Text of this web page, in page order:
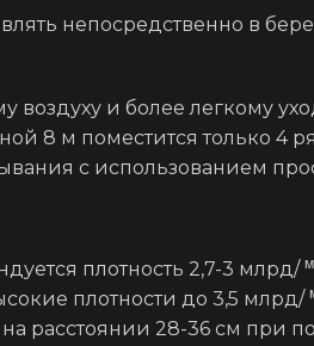
непосредственно в
воздуху и более легкому
8 м поместится только 4
с использованием
плотность 2,7-3 млрд/
плотности до 3,5 млрд/
расстоянии 28-36 см